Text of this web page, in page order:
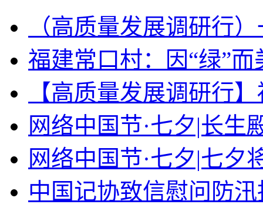
（高质量发展调研行
福建常口村：因“绿”而
【高质量发展调研行
网络中国节·七夕|长生
网络中国节·七夕|七夕
中国记协致信慰问防